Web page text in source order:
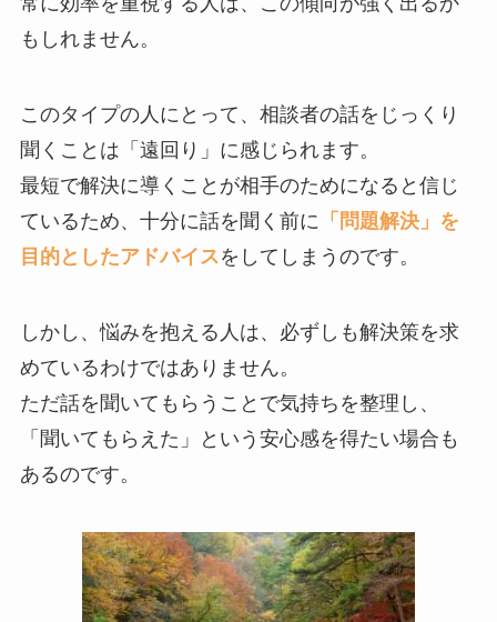
もしれません。
このタイプの人にとって、相談者の話をじっくり
聞くことは「遠回り」に感じられます。
最短で解決に導くことが相手のためになると信じ
ているため、十分に話を聞く前に 「問題解決」を
目的としたアドバイスをしてしまうのです。
しかし、悩みを抱える人は、必ずしも解決策を求
めているわけではありません。
ただ話を聞いてもらうことで気持ちを整理し、
「聞いてもらえた」という安心感を得たい場合も
あるのです。